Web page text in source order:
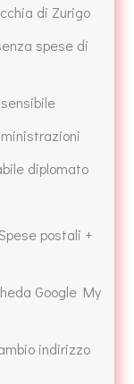
di Zurigo
spese di
diplomato
postali +
Google My
indirizzo